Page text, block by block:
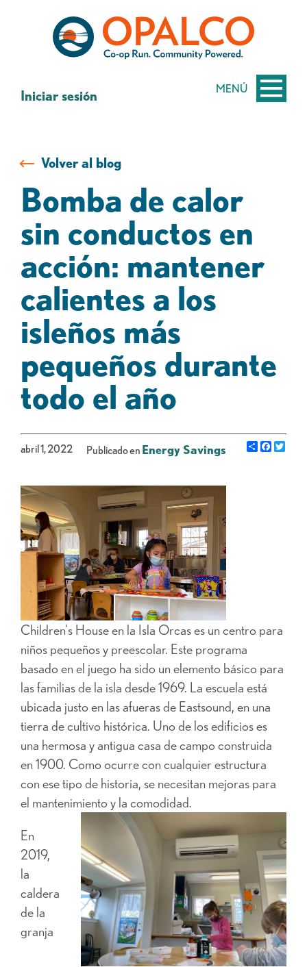
contenido
MENÚ
Iniciar sesión
Volver al blog
Bomba de calor
sin conductos en
acción: mantener
calientes a los
isleños más
pequeños durante
todo el año
abril 1, 2022 Publicado en Energy Savings Share
Children's House en la Isla Orcas es un centro para
niños pequeños y preescolar. Este programa
basado en el juego ha sido un elemento básico para
las familias de la isla desde 1969. La escuela está
ubicada justo en las afueras de Eastsound, en una
tierra de cultivo histórica. Uno de los edificios es
una hermosa y antigua casa de campo construida
en 1900. Como ocurre con cualquier estructura
con ese tipo de historia, se necesitan mejoras para
el mantenimiento y la comodidad.
En
2019,
la
caldera
de la
granja